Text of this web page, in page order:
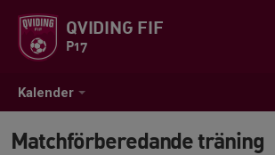
Kalender
QVIDING FIF
P17
Matchförberedande träning